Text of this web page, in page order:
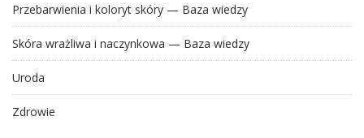
Przebarwienia i koloryt skóry — Baza wiedzy
Skóra wrażliwa i naczynkowa — Baza wiedzy
Uroda
Zdrowie